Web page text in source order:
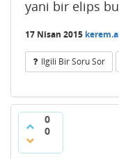
yani bir elips
17 Nisan 2015
Ilgili Bir Soru Sor
0
0